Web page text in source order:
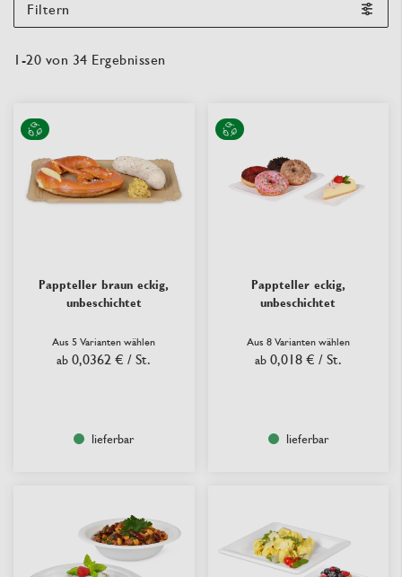
Filtern
1 -20 von 34 Ergebnissen
Pappteller braun eckig,
unbeschichtet
Aus 5 Varianten wählen
ab 0,0362 € / St.
lieferbar
Pappteller eckig,
unbeschichtet
Aus 8 Varianten wählen
ab 0,018 € / St.
lieferbar